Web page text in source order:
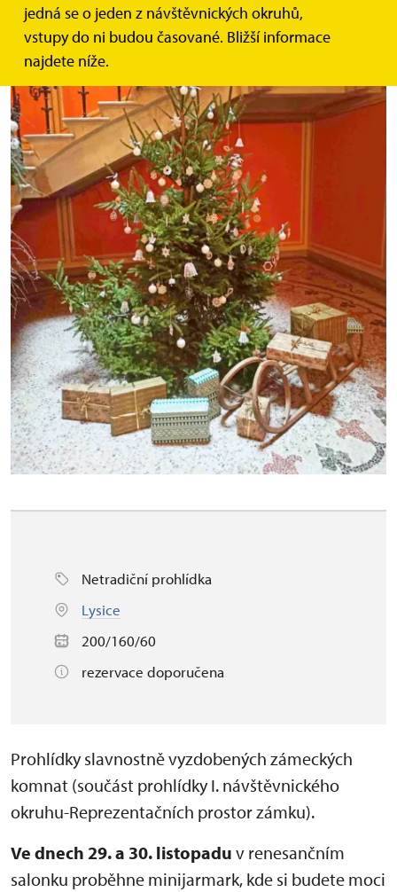
jedná se o jeden z návštěvnických okruhů,
vstupy do ni budou časované. Bližší informace
najdete níže.
Netradiční prohlídka
Lysice
200/160/60
rezervace doporučena
Prohlídky slavnostně vyzdobených zámeckých
komnat (součást prohlídky I. návštěvnického
okruhu-Reprezentačních prostor zámku).
Ve dnech 29. a 30. listopadu v renesančním
salonku proběhne minijarmark, kde si budete moci